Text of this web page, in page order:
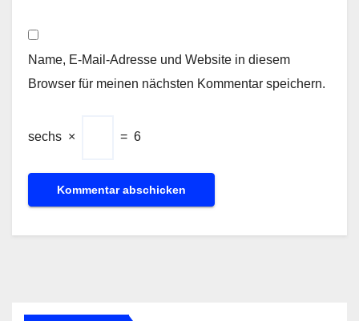
Name, E-Mail-Adresse und Website in diesem
Browser für meinen nächsten Kommentar speichern.
sechs × = 6